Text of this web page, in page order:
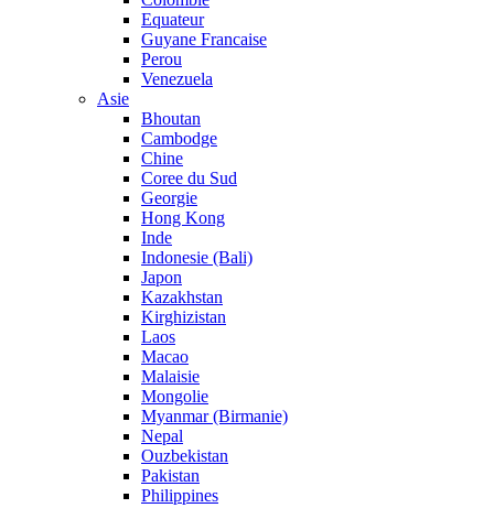
Equateur
Guyane Francaise
Perou
Venezuela
Asie
Bhoutan
Cambodge
Chine
Coree du Sud
Georgie
Hong Kong
Inde
Indonesie (Bali)
Japon
Kazakhstan
Kirghizistan
Laos
Macao
Malaisie
Mongolie
Myanmar (Birmanie)
Nepal
Ouzbekistan
Pakistan
Philippines